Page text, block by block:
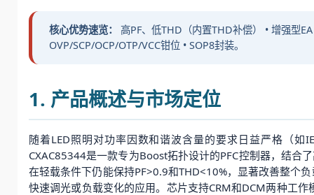
核心优势速览：
高PF、低THD（内置THD补偿） • 增强型
OVP/SCP/OCP/OTP/VCC钳位 • SOP8封装。
1. 产品概述与市场定位
随着LED照明对功率因数和谐波含量的要求日益严格（如
CXAC85344是一款专为Boost拓扑设计的PFC控制器，结合
在轻载条件下仍能保持PF>0.9和THD<10%，显著改善整个
快速调光或负载变化的应用。芯片支持CRM和DCM两种工